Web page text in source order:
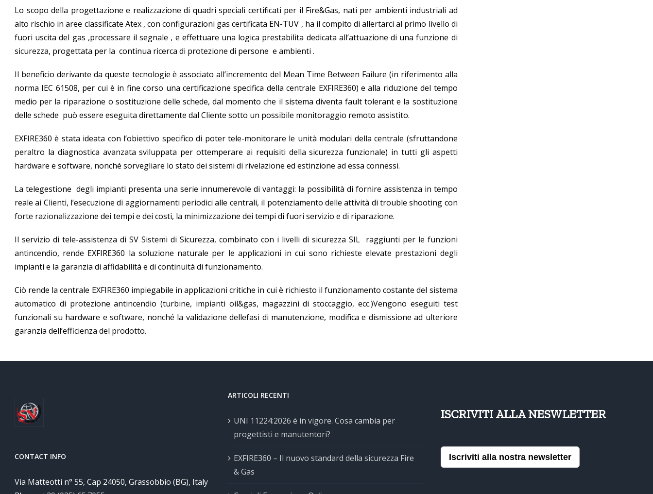
Lo scopo della progettazione e realizzazione di quadri speciali certificati per il Fire&Gas, nati per ambienti industriali ad
alto rischio in aree classificate Atex , con configurazioni gas certificata EN-TUV , ha il compito di allertarci al primo livello di
fuori uscita del gas ,processare il segnale , e effettuare una logica prestabilita dedicata all’attuazione di una funzione di
sicurezza, progettata per la continua ricerca di protezione di persone e ambienti .
Il beneficio derivante da queste tecnologie è associato all’incremento del Mean Time Between Failure (in riferimento alla
norma IEC 61508, per cui è in fine corso una certificazione specifica della centrale EXFIRE360) e alla riduzione del tempo
medio per la riparazione o sostituzione delle schede, dal momento che il sistema diventa fault tolerant e la sostituzione
delle schede può essere eseguita direttamente dal Cliente sotto un possibile monitoraggio remoto assistito.
EXFIRE360 è stata ideata con l’obiettivo specifico di poter tele-monitorare le unità modulari della centrale (sfruttandone
peraltro la diagnostica avanzata sviluppata per ottemperare ai requisiti della sicurezza funzionale) in tutti gli aspetti
hardware e software, nonché sorvegliare lo stato dei sistemi di rivelazione ed estinzione ad essa connessi.
La telegestione degli impianti presenta una serie innumerevole di vantaggi: la possibilità di fornire assistenza in tempo
reale ai Clienti, l’esecuzione di aggiornamenti periodici alle centrali, il potenziamento delle attività di trouble shooting con
forte razionalizzazione dei tempi e dei costi, la minimizzazione dei tempi di fuori servizio e di riparazione.
Il servizio di tele-assistenza di SV Sistemi di Sicurezza, combinato con i livelli di sicurezza SIL raggiunti per le funzioni
antincendio, rende EXFIRE360 la soluzione naturale per le applicazioni in cui sono richieste elevate prestazioni degli
impianti e la garanzia di affidabilità e di continuità di funzionamento.
Ciò rende la centrale EXFIRE360 impiegabile in applicazioni critiche in cui è richiesto il funzionamento costante del sistema
automatico di protezione antincendio (turbine, impianti oil&gas, magazzini di stoccaggio, ecc.)Vengono eseguiti test
funzionali su hardware e software, nonché la validazione dellefasi di manutenzione, modifica e dismissione ad ulteriore
garanzia dell’efficienza del prodotto.
CONTACT INFO
Via Matteotti n° 55, Cap 24050, Grassobbio (BG), Italy
ARTICOLI RECENTI
UNI 11224:2026 è in vigore. Cosa cambia per
progettisti e manutentori?
EXFIRE360 – Il nuovo standard della sicurezza Fire
& Gas
ISCRIVITI ALLA NESWLETTER
Iscriviti alla nostra newsletter